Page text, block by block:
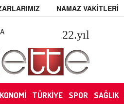
NAMAZ VAKİTLERİ
22.yıl
TÜRKİYE SPOR SAĞLIK